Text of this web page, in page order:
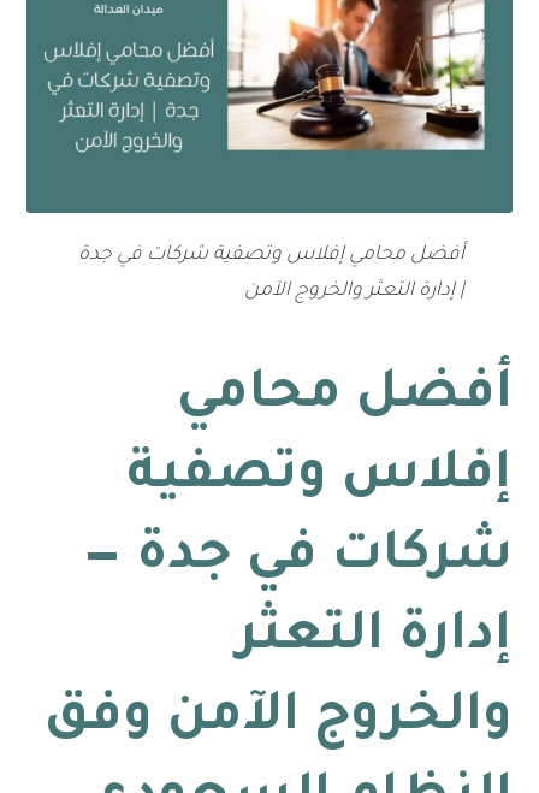
أفضل محامي إفلاس وتصفية شركات في جدة
| إدارة التعثر والخروج الآمن
أفضل محامي
إفلاس وتصفية
شركات في جدة —
إدارة التعثر
والخروج الآمن وفق